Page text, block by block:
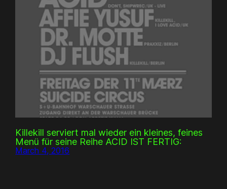
Killekill serviert mal wieder ein kleines, feines
Menü für seine Reihe ACID IST FERTIG:
March 4, 2016